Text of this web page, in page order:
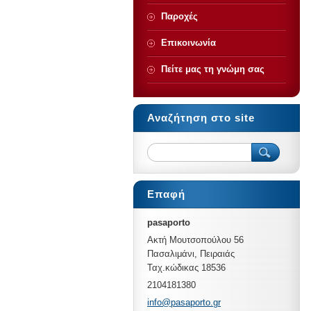
Παροχές
Επικοινωνία
Πείτε μας τη γνώμη σας
Αναζήτηση στο site
Επαφή
pasaporto
Ακτή Μουτσοπούλου 56
Πασαλιμάνι, Πειραιάς
Ταχ.κώδικας 18536
2104181380
info@pasaporto.gr